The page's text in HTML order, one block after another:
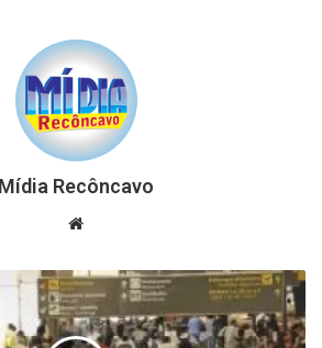
Mídia Recôncavo
Website